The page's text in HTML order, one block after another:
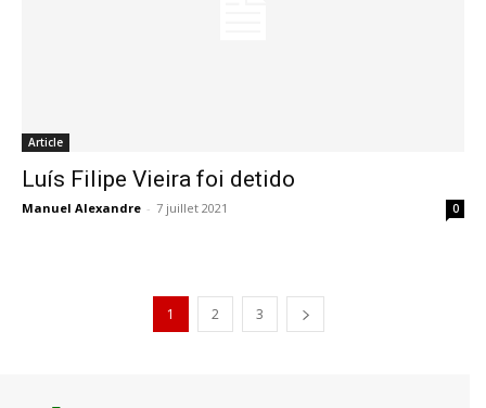
Article
Luís Filipe Vieira foi detido
Manuel Alexandre - 7 juillet 2021 0
1 2 3